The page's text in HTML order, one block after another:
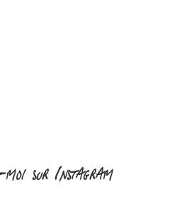
sur Instagram